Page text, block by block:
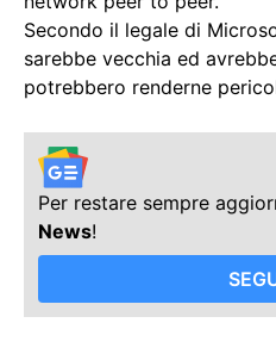
Secondo il legale di
sarebbe vecchia ed
potrebbero renderne
Per restare sempre
News!